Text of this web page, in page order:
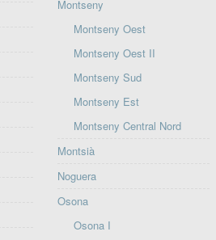
Montseny
Montseny Oest
Montseny Oest II
Montseny Sud
Montseny Est
Montseny Central Nord
Montsià
Noguera
Osona
Osona I